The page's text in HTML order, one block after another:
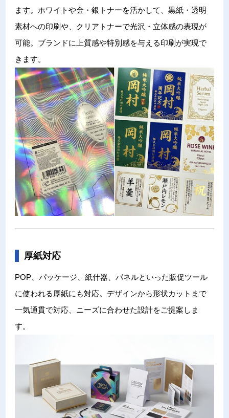
ます。ホワイトや金・銀トナーを活かして、黒紙・透明
素材への印刷や、クリアトナーで光沢・立体感の表現が
可能。ブランドに上質感や特別感を与える印刷が実現で
きます。
厚紙対応
POP、パッケージ、紙什器、パネルといった販促ツール
に使われる厚紙にも対応。デザインから形状カットまで
一気通貫で対応、ニーズに合わせた設計をご提案しま
す。